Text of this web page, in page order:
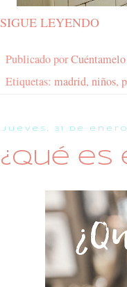
SIGUE LEYENDO
Publicado por
Etiquetas: madrid, niños,
jueves, 31 de enero
¿Qué es